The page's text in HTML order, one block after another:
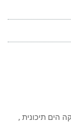
הים תיכונית ,